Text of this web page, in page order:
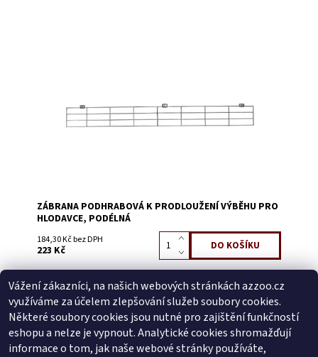
ZÁBRANA PODHRABOVÁ K PRODLOUŽENÍ VÝBĚHU PRO
HLODAVCE, PODÉLNÁ
184,30 Kč bez DPH
223 Kč
Buďte první, kdo napíše příspěvek k této položce.
Přidat komentář
Buďte první, kdo napíše příspěvek k této položce.
Přidat hodnocení
Vážení zákazníci, na našich webových stránkách azzoo.cz
využíváme za účelem zlepšování služeb soubory cookies.
Některé soubory cookies jsou nutné pro zajištění funkčností
eshopu a nelze je vypnout. Analytické cookies shromažďují
informace o tom, jak naše webové stránky používáte,